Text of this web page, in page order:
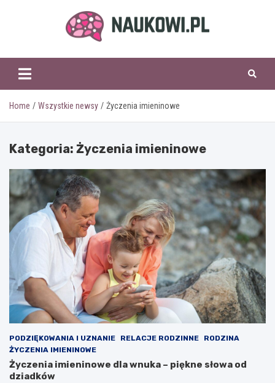
naukowi.pl
Home Wszystkie newsy Życzenia imieninowe
Kategoria: Życzenia imieninowe
PODZIĘKOWANIA I UZNANIE RELACJE RODZINNE
RODZINA
ŻYCZENIA IMIENINOWE
Życzenia imieninowe dla wnuka – piękne słowa od
dziadków